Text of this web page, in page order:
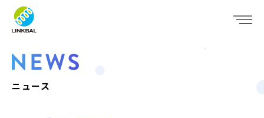
WHO WE ARE
SERVICE
JP
ニュース